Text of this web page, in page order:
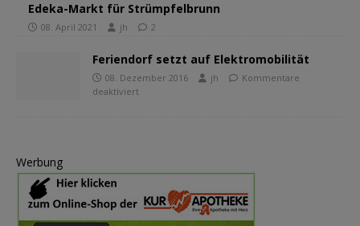
Edeka-Markt für Strümpfelbrunn
08. April 2021 jh 2
Feriendorf setzt auf Elektromobilität
08. Dezember 2016 jh
Kommentare
deaktiviert
Werbung